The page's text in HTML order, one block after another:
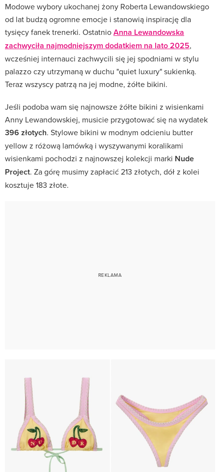
Modowe wybory ukochanej żony Roberta Lewandowskiego
od lat budzą ogromne emocje i stanowią inspirację dla
tysięcy fanek trenerki. OstatnioAnna Lewandowska
zachwyciła najmodniejszym dodatkiem na lato 2025,
wcześniej internauci zachwycili się jej spodniami w stylu
palazzo czy utrzymaną w duchu "quiet luxury" sukienką.
Teraz wszyscy patrzą na jej modne, żółte bikini.
Jeśli podoba wam się najnowsze żółte bikini z wisienkami
Anny Lewandowskiej, musicie przygotować się na wydatek
396 złotych. Stylowe bikini w modnym odcieniu butter
yellow z różową lamówką i wyszywanymi koralikami
wisienkami pochodzi z najnowszej kolekcji marki Nude
Project. Za górę musimy zapłacić 213 złotych, dół z kolei
kosztuje 183 złote.